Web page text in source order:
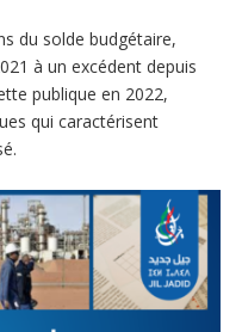
du solde budgétaire,
à un excédent depuis
publique en 2022,
qui caractérisent